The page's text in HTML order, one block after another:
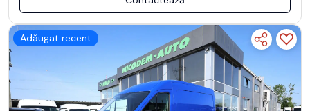
Adăugat recent